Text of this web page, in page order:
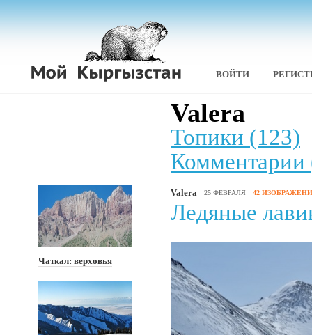
ВОЙТИ
Чаткал: верховья
Valera
Топики (123)
Комментарии
Valera 25 ФЕВРАЛЯ 42
Ледяные